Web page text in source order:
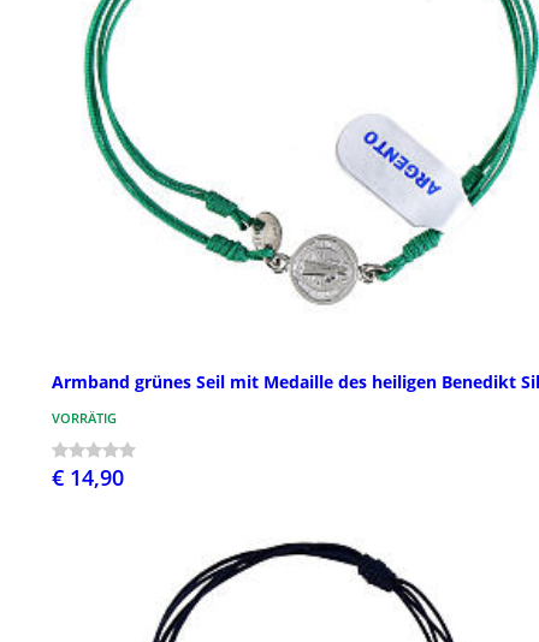
Armband grünes Seil mit Medaille des heiligen Benedikt
VORRÄTIG
€ 14,90